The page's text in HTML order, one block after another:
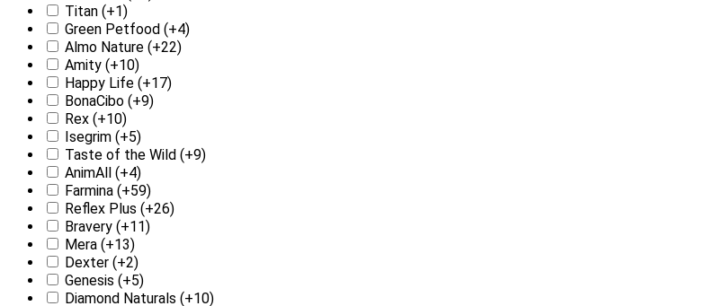
Titan (+1)
Green Petfood (+4)
Almo Nature (+22)
Amity (+10)
Happy Life (+17)
BonaCibo (+9)
Rex (+10)
Isegrim (+5)
Taste of the Wild (+9)
AnimAll (+4)
Farmina (+59)
Reflex Plus (+26)
Bravery (+11)
Mera (+13)
Dexter (+2)
Genesis (+5)
Diamond Naturals (+10)